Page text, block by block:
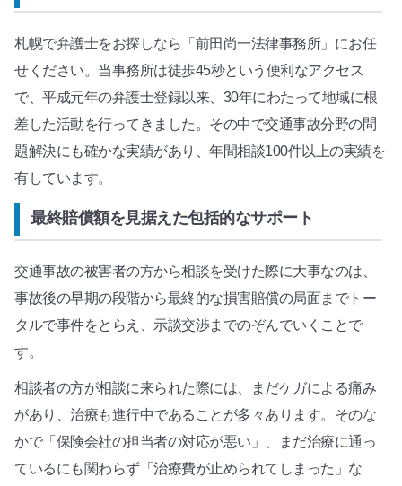
札幌で弁護士をお探しなら「前田尚一法律事務所」にお任
せください。当事務所は徒歩45秒という便利なアクセス
で、平成元年の弁護士登録以来、30年にわたって地域に根
差した活動を行ってきました。その中で交通事故分野の問
題解決にも確かな実績があり、年間相談100件以上の実績を
有しています。
最終賠償額を見据えた包括的なサポート
交通事故の被害者の方から相談を受けた際に大事なのは、
事故後の早期の段階から最終的な損害賠償の局面までトー
タルで事件をとらえ、示談交渉までのぞんでいくことで
す。
相談者の方が相談に来られた際には、まだケガによる痛み
があり、治療も進行中であることが多々あります。そのな
かで「保険会社の担当者の対応が悪い」、まだ治療に通っ
ているにも関わらず「治療費が止められてしまった」な